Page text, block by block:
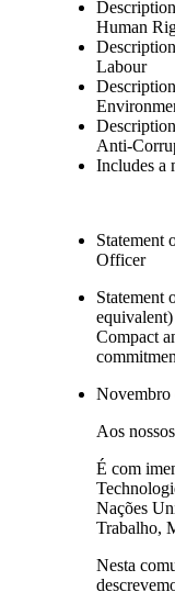
Human
Labour
Anti-
Includes a
Statement
Officer
Statement
Compact
Novembro
Aos
É com
Nações
Trabalho,
Nesta